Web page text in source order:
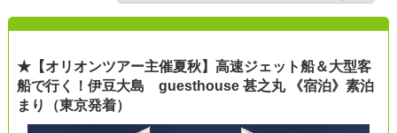
★【オリオンツアー主催夏秋】高速ジェット船＆大型客
船で行く！伊豆大島 guesthouse 甚之丸 《宿泊》素泊
まり（東京発着）